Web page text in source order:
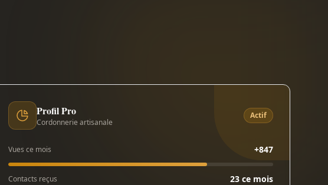
Profil Pro
Cordonnerie artisanale
Actif
Vues ce mois +847
Contacts reçus 23 ce mois